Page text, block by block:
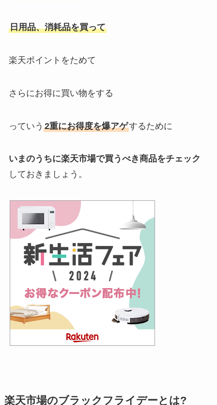
日用品、消耗品を買って
楽天ポイントをためて
さらにお得に買い物をする
っていう 2重にお得度を爆アゲするために
いまのうちに楽天市場で買うべき商品をチェック
しておきましょう。
楽天市場のブラックフライデーとは?